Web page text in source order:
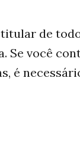
de
você
é